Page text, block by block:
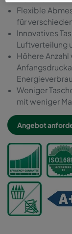
Flexible
für
Innovatives
Luftverteilung
Höhere
Weniger
mit weniger
Angebot